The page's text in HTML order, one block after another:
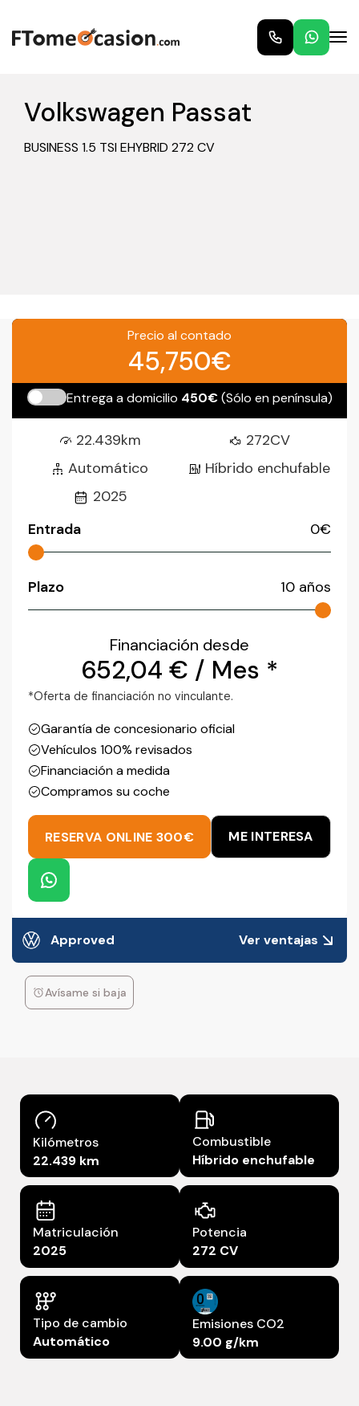
Volkswagen Passat
BUSINESS 1.5 TSI EHYBRID 272 CV
Precio al contado
45,750€
Entrega a domicilio 450€(Sólo en península)
22.439km
272CV
Automático
Híbrido enchufable
2025
Entrada
0€
Plazo 10 años
Financiación desde
652,04 € / Mes *
*Oferta de financiación no vinculante.
Garantía de concesionario oficial
Vehículos 100% revisados
Financiación a medida
Compramos su coche
RESERVA ONLINE 300€ ME INTERESA
Approved Ver ventajas
Avísame si baja
Kilómetros
22.439 km
Combustible
Híbrido enchufable
Matriculación
2025
Potencia
272 CV
Tipo de cambio
Automático
Emisiones CO2
9.00 g/km